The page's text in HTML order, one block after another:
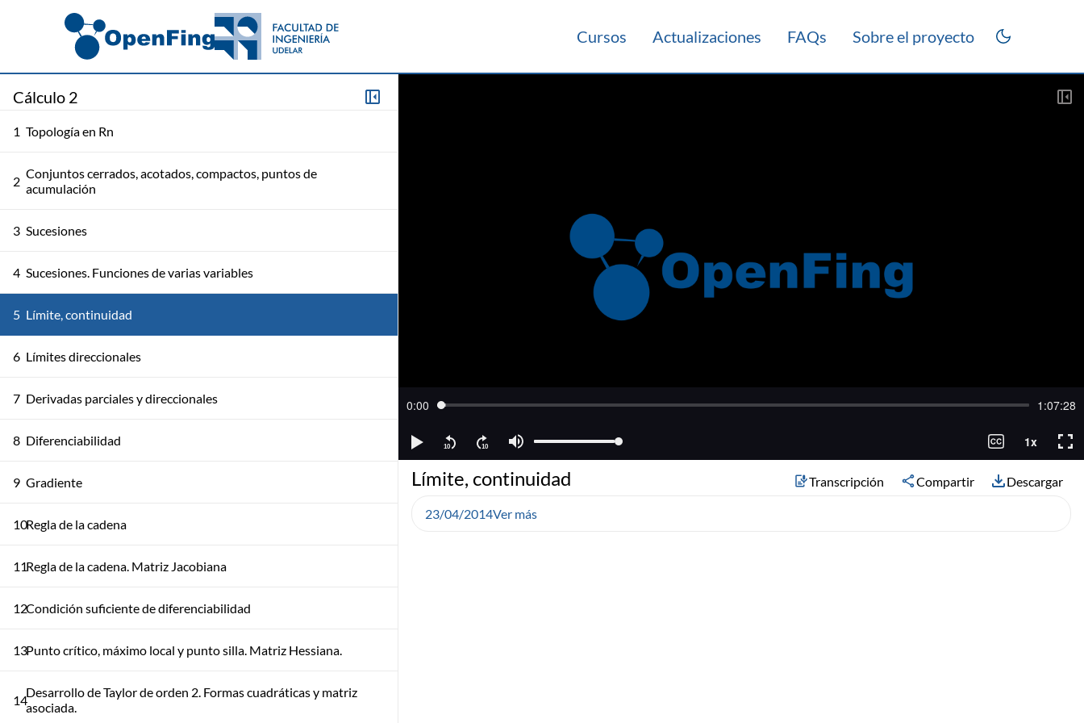
Cursos Actualizaciones FAQs Sobre el proyecto
Cálculo 2
1 Topología en Rn
2 Conjuntos cerrados, acotados, compactos, puntos de
acumulación
3 Sucesiones
4 Sucesiones. Funciones de varias variables
5 Límite, continuidad
6 Límites direccionales
7 Derivadas parciales y direccionales
8 Diferenciabilidad
9 Gradiente
10Regla de la cadena
11Regla de la cadena. Matriz Jacobiana
12Condición suficiente de diferenciabilidad
13Punto crítico, máximo local y punto silla. Matriz Hessiana.
14Desarrollo de Taylor de orden 2. Formas cuadráticas y matriz
asociada.
Límite, continuidad Transcripción Compartir Descargar
23/04/2014Ver más